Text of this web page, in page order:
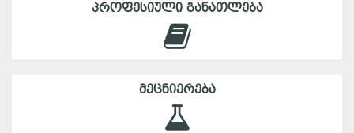
ᲞᲠᲝᲤᲔᲡᲘᲣᲚᲘ ᲒᲐᲜᲐᲗᲚᲔᲑᲐ
ᲛᲔᲪᲜᲘᲔᲠᲔᲑᲐ